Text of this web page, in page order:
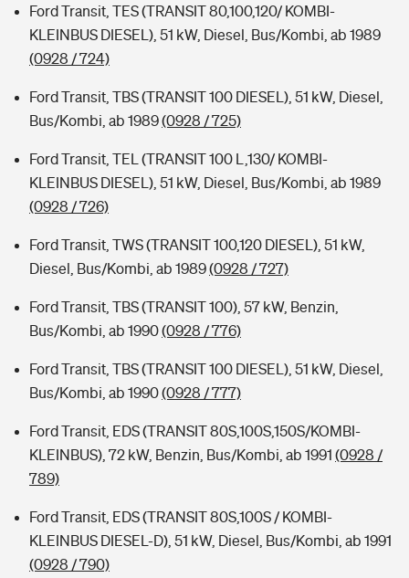
Ford Transit, TES (TRANSIT 80,100,120/ KOMBI-
KLEINBUS DIESEL), 51 kW, Diesel, Bus/Kombi, ab 1989
(0928 / 724)
Ford Transit, TBS (TRANSIT 100 DIESEL), 51 kW, Diesel,
Bus/Kombi, ab 1989(0928 / 725)
Ford Transit, TEL (TRANSIT 100 L,130/ KOMBI-
KLEINBUS DIESEL), 51 kW, Diesel, Bus/Kombi, ab 1989
(0928 / 726)
Ford Transit, TWS (TRANSIT 100,120 DIESEL), 51 kW,
Diesel, Bus/Kombi, ab 1989(0928 / 727)
Ford Transit, TBS (TRANSIT 100), 57 kW, Benzin,
Bus/Kombi, ab 1990(0928 / 776)
Ford Transit, TBS (TRANSIT 100 DIESEL), 51 kW, Diesel,
Bus/Kombi, ab 1990(0928 / 777)
Ford Transit, EDS (TRANSIT 80S,100S,150S/KOMBI-
KLEINBUS), 72 kW, Benzin, Bus/Kombi, ab 1991 (0928 /
789)
Ford Transit, EDS (TRANSIT 80S,100S / KOMBI-
KLEINBUS DIESEL-D), 51 kW, Diesel, Bus/Kombi, ab 1991
(0928 / 790)